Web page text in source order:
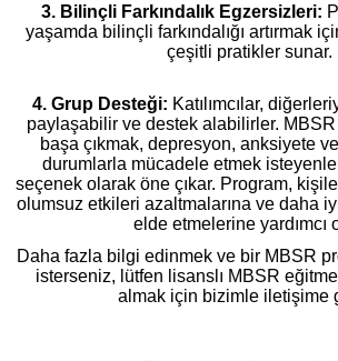
3. Bilinçli Farkındalık Egzersizleri:
yaşamda bilinçli farkındalığı artırmak
çeşitli pratikler sunar.
4. Grup Desteği: Katılımcılar,
paylaşabilir ve destek alabilirler. MBSR
başa çıkmak, depresyon, anksiyete
durumlarla mücadele etmek
seçenek olarak öne çıkar. Program,
olumsuz etkileri azaltmalarına ve daha
elde etmelerine yardımcı
Daha fazla bilgi edinmek ve bir MBSR
isterseniz, lütfen lisanslı MBSR
almak için bizimle iletişime